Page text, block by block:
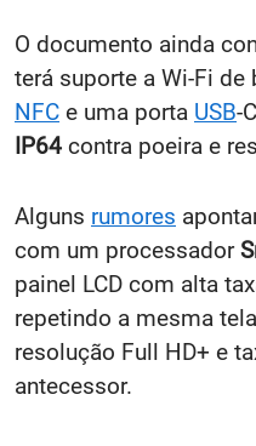
O documento ainda
terá suporte a Wi-Fi de
NFC e uma porta USB-
IP64 contra poeira e
Alguns rumores
com um processador
painel LCD com alta
repetindo a mesma
resolução Full HD+ e
antecessor.